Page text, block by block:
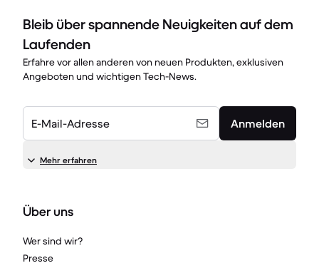
Bleib über spannende Neuigkeiten auf dem
Laufenden
Erfahre vor allen anderen von neuen Produkten, exklusiven
Angeboten und wichtigen Tech-News.
E-Mail-Adresse Anmelden
Mehr erfahren
Über uns
Wer sind wir?
Presse